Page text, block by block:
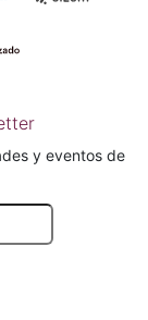
y eventos de